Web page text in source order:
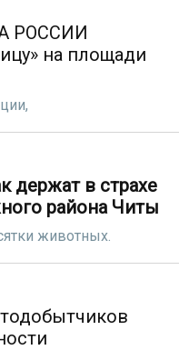
РОССИИ
на площади
держат в страхе
района Читы
животных.